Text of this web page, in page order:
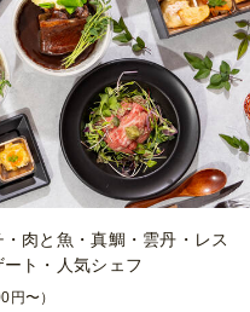
肉と魚・真鯛・雲丹・レス
ト・人気シェフ
円〜）